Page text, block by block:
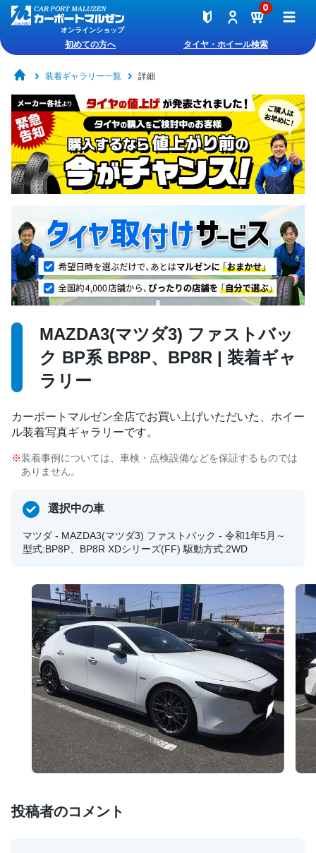
オンラインショップ
0
初めての方へ タイヤ・ホイール検索
装着ギャラリー一覧 詳細
MAZDA3(マツダ3) ファストバッ
ク BP系 BP8P、BP8R | 装着ギャ
ラリー
カーポートマルゼン全店でお買い上げいただいた、ホイー
ル装着写真ギャラリーです。
装着事例については、車検・点検設備などを保証するものでは
ありません。
選択中の車
マツダ - MAZDA3(マツダ3) ファストバック - 令和1年5月～
型式:BP8P、BP8R XDシリーズ(FF) 駆動方式:2WD
投稿者のコメント